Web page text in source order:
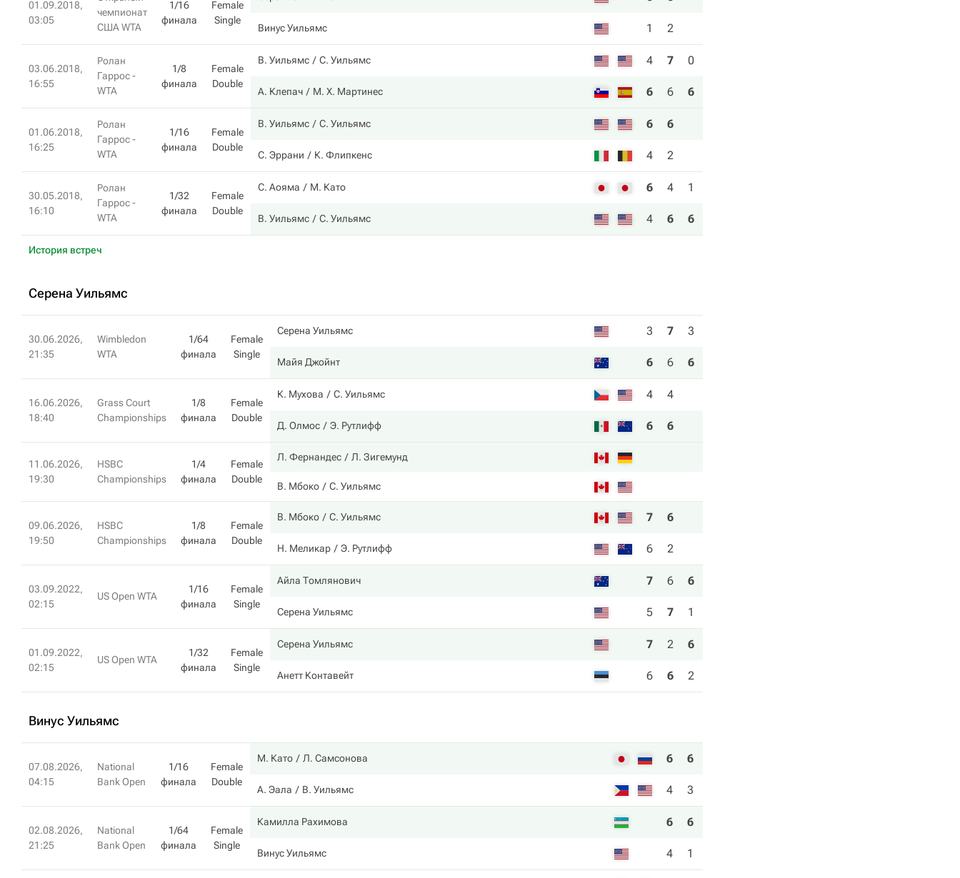
01.09.2018,
03:05
чемпионат
США WTA
1/16
финала
Female
Single
Винус Уильямс 1 2
03.06.2018,
16:55
Ролан
Гаррос -
WTA
1/8
финала
Female
Double
В. Уильямс С. Уильямс 4 7 0
А. Клепач М. Х. Мартинес 6 6 6
01.06.2018,
16:25
Ролан
Гаррос -
WTA
1/16
финала
Female
Double
В. Уильямс С. Уильямс 6 6
С. Эррани К. Флипкенс 4 2
30.05.2018,
16:10
Ролан
Гаррос -
WTA
1/32
финала
Female
Double
С. Аояма М. Като 6 4 1
В. Уильямс С. Уильямс 4 6 6
История встреч
Серена Уильямс
30.06.2026,
21:35
Wimbledon
WTA
1/64
финала
Female
Single
Серена Уильямс 3 7 3
Майя Джойнт 6 6 6
16.06.2026,
18:40
Grass Court
Championships
1/8
финала
Female
Double
К. Мухова С. Уильямс 4 4
Д. Олмос Э. Рутлифф 6 6
11.06.2026,
19:30
HSBC
Championships
1/4
финала
Female
Double
Л. Фернандес Л. Зигемунд
В. Мбоко С. Уильямс
09.06.2026,
19:50
HSBC
Championships
1/8
финала
Female
Double
В. Мбоко С. Уильямс 7 6
Н. Меликар Э. Рутлифф 6 2
03.09.2022,
02:15
US Open WTA
1/16
финала
Female
Single
Айла Томлянович 7 6 6
Серена Уильямс 5 7 1
01.09.2022,
02:15
US Open WTA
1/32
финала
Female
Single
Серена Уильямс 7 2 6
Анетт Контавейт 6 6 2
Винус Уильямс
07.08.2026,
04:15
National
Bank Open
1/16
финала
Female
Double
М. Като Л. Самсонова 6 6
А. Эала В. Уильямс 4 3
02.08.2026,
21:25
National
Bank Open
1/64
финала
Female
Single
Камилла Рахимова 6 6
Винус Уильямс 4 1